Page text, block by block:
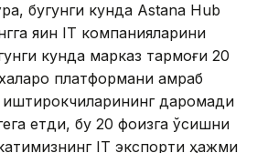
бугунги кунда Astana Hub
яқин IT компанияларини
кунда марказ тармоғи 20
платформани қамраб
даромади
етди, бу 20 фоизга ўсишни
IT экспорти ҳажми